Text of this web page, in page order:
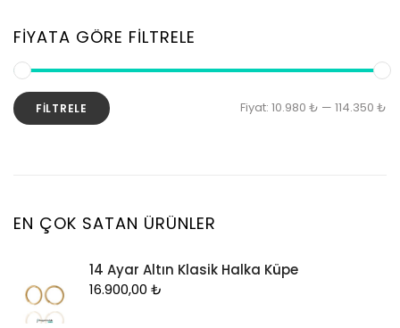
Küpe
Zincir
FIYATA GÖRE FILTRELE
FILTRELE Fiyat: 10.980 ₺ — 114.350 ₺
EN ÇOK SATAN ÜRÜNLER
14 Ayar Altın Klasik Halka Küpe
16.900,00 ₺